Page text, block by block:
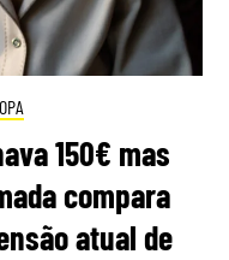
150€ mas
compara
atual de